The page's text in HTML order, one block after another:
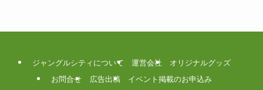
ジャングルシティについて 運営会社
オリジナルグッズ
お問合せ
広告出稿 イベント掲載のお申込み